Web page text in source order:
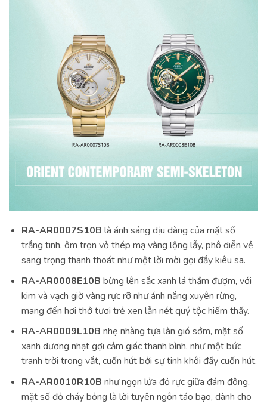
RA-AR0007S10B là ánh sáng dịu dàng của mặt số
trắng tinh, ôm trọn vỏ thép mạ vàng lộng lẫy, phô diễn vẻ
sang trọng thanh thoát như một lời mời gọi đầy kiêu sa.
RA-AR0008E10B bừng lên sắc xanh lá thắm đượm, với
kim và vạch giờ vàng rực rỡ như ánh nắng xuyên rừng,
mang đến hơi thở tươi trẻ xen lẫn nét quý tộc hiếm thấy.
RA-AR0009L10B nhẹ nhàng tựa làn gió sớm, mặt số
xanh dương nhạt gợi cảm giác thanh bình, như một bức
tranh trời trong vắt, cuốn hút bởi sự tinh khôi đầy cuốn hút.
RA-AR0010R10B như ngọn lửa đỏ rực giữa đám đông,
mặt số đỏ cháy bỏng là lời tuyên ngôn táo bạo, dành cho